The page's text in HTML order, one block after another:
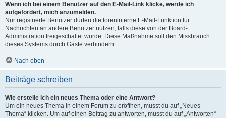
Wenn ich bei einem Benutzer auf den E-Mail-Link klicke, werde ich
aufgefordert, mich anzumelden.
Nur registrierte Benutzer dürfen die foreninterne E-Mail-Funktion für
Nachrichten an andere Benutzer nutzen, falls diese von der Board-
Administration freigeschaltet wurde. Diese Maßnahme soll den Missbrauch
dieses Systems durch Gäste verhindern.
Nach oben
Beiträge schreiben
Wie erstelle ich ein neues Thema oder eine Antwort?
Um ein neues Thema in einem Forum zu eröffnen, musst du auf „Neues
Thema“ klicken. Um auf einen Beitrag zu antworten, musst du auf „Antworten“